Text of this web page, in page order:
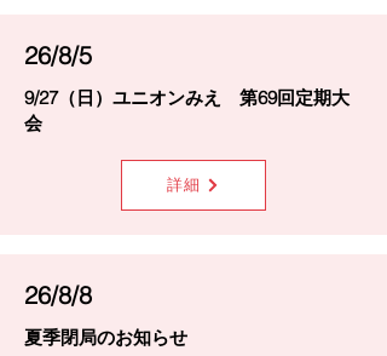
26/8/5
9/27（日）ユニオンみえ 第69回定期大
会
詳細
26/8/8
夏季閉局のお知らせ